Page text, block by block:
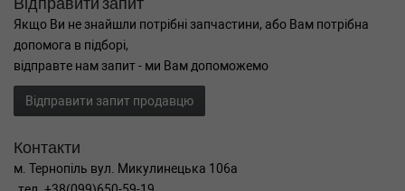
Якщо Ви не знайшли потрібні запчастини, або Вам потрібна
допомога в підборі,
відправте нам запит - ми Вам допоможемо
Відправити запит продавцю
Контакти
м. Тернопіль вул. Микулинецька 106а